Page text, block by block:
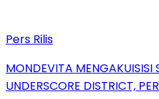
Pers Rilis
MONDEVITA MENGAKUISISI
UNDERSCORE DISTRICT,